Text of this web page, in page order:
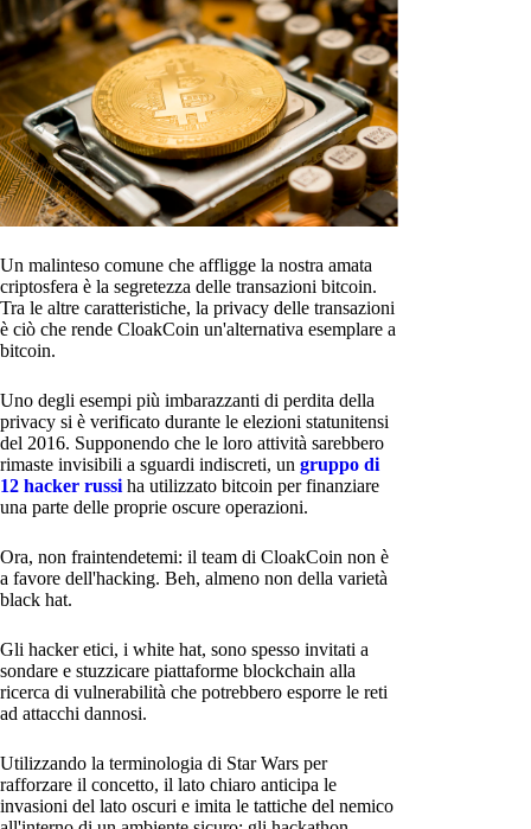
Un malinteso comune che affligge la nostra amata
criptosfera è la segretezza delle transazioni bitcoin.
Tra le altre caratteristiche, la privacy delle transazioni
è ciò che rende CloakCoin un'alternativa esemplare a
bitcoin.
Uno degli esempi più imbarazzanti di perdita della
privacy si è verificato durante le elezioni statunitensi
del 2016. Supponendo che le loro attività sarebbero
rimaste invisibili a sguardi indiscreti, un gruppo di
12 hacker russi ha utilizzato bitcoin per finanziare
una parte delle proprie oscure operazioni.
Ora, non fraintendetemi: il team di CloakCoin non è
a favore dell'hacking. Beh, almeno non della varietà
black hat.
Gli hacker etici, i white hat, sono spesso invitati a
sondare e stuzzicare piattaforme blockchain alla
ricerca di vulnerabilità che potrebbero esporre le reti
ad attacchi dannosi.
Utilizzando la terminologia di Star Wars per
rafforzare il concetto, il lato chiaro anticipa le
invasioni del lato oscuri e imita le tattiche del nemico